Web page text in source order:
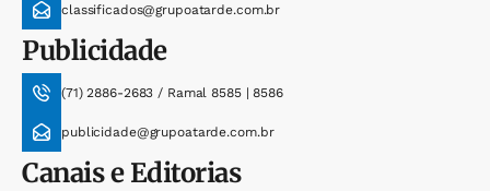
classificados@grupoatarde.com.br
Publicidade
(71) 2886-2683 / Ramal 8585 | 8586
publicidade@grupoatarde.com.br
Canais e Editorias